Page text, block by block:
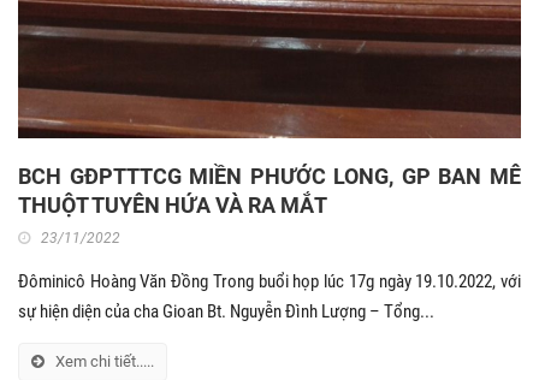
BCH GĐPTTTCG MIỀN PHƯỚC LONG, GP BAN MÊ
THUỘT TUYÊN HỨA VÀ RA MẮT
23/11/2022
Đôminicô Hoàng Văn Đồng Trong buổi họp lúc 17g ngày 19.10.2022, với
sự hiện diện của cha Gioan Bt. Nguyễn Đình Lượng – Tổng...
Xem chi tiết.....